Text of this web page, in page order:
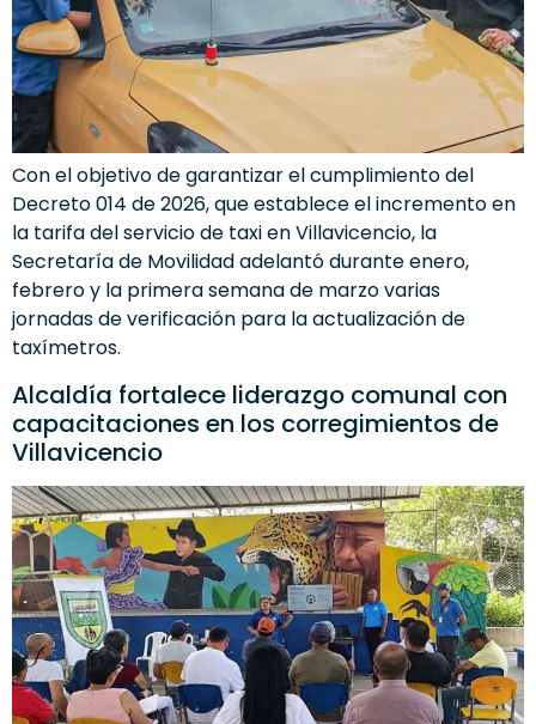
Con el objetivo de garantizar el cumplimiento del
Decreto 014 de 2026, que establece el incremento en
la tarifa del servicio de taxi en Villavicencio, la
Secretaría de Movilidad adelantó durante enero,
febrero y la primera semana de marzo varias
jornadas de verificación para la actualización de
taxímetros.
Alcaldía fortalece liderazgo comunal con
capacitaciones en los corregimientos de
Villavicencio